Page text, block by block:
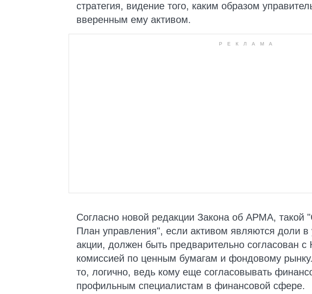
стратегия, видение того, каким образом
вверенным ему активом.
Согласно новой редакции Закона об АРМА, такой
План управления", если активом являются доли в
акции, должен быть предварительно согласован с
комиссией по ценным бумагам и фондовому
то, логично, ведь кому еще согласовывать
профильным специалистам в финансовой сфере.